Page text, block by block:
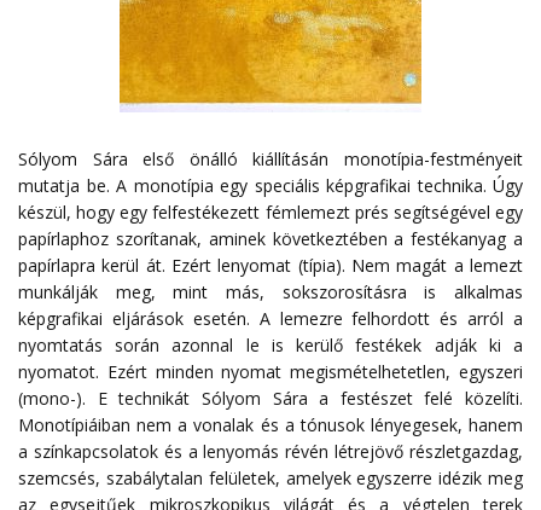
Sólyom Sára első önálló kiállításán monotípia-festményeit
mutatja be. A monotípia egy speciális képgrafikai technika. Úgy
készül, hogy egy felfestékezett fémlemezt prés segítségével egy
papírlaphoz szorítanak, aminek következtében a festékanyag a
papírlapra kerül át. Ezért lenyomat (típia). Nem magát a lemezt
munkálják meg, mint más, sokszorosításra is alkalmas
képgrafikai eljárások esetén. A lemezre felhordott és arról a
nyomtatás során azonnal le is kerülő festékek adják ki a
nyomatot. Ezért minden nyomat megismételhetetlen, egyszeri
(mono-). E technikát Sólyom Sára a festészet felé közelíti.
Monotípiáiban nem a vonalak és a tónusok lényegesek, hanem
a színkapcsolatok és a lenyomás révén létrejövő részletgazdag,
szemcsés, szabálytalan felületek, amelyek egyszerre idézik meg
az egysejtűek mikroszkopikus világát és a végtelen terek